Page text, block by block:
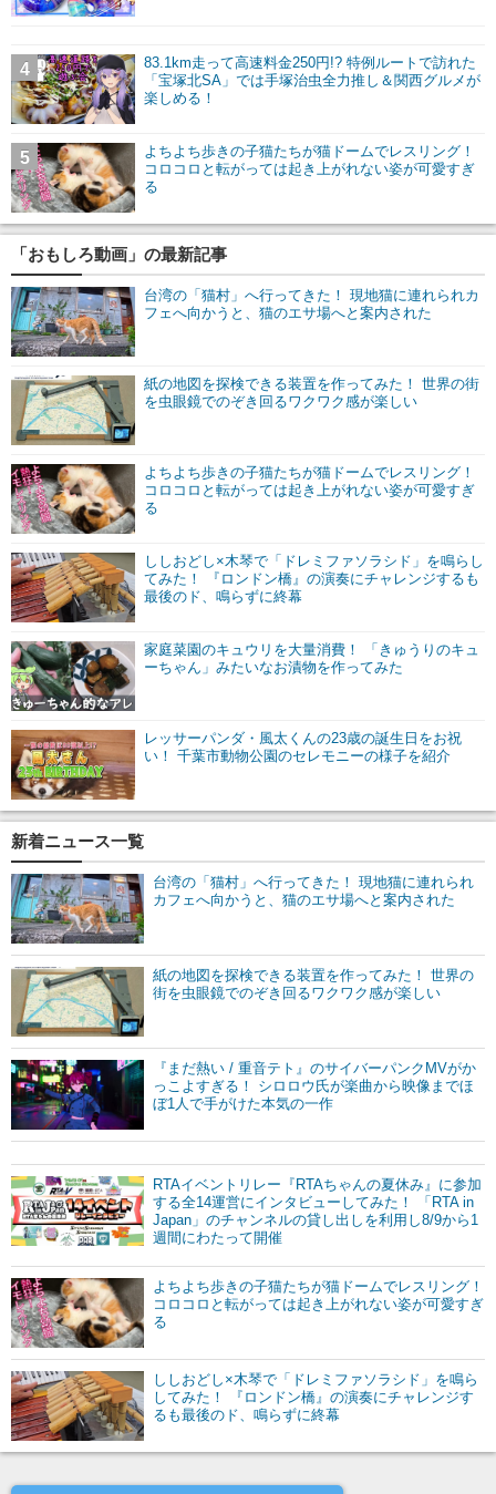
83.1km走って高速料金250円!? 特例ルートで訪れた
「宝塚北SA」では手塚治虫全力推し＆関西グルメが
楽しめる！
4
よちよち歩きの子猫たちが猫ドームでレスリング！
コロコロと転がっては起き上がれない姿が可愛すぎ
る
5
「おもしろ動画」の最新記事
台湾の「猫村」へ行ってきた！ 現地猫に連れられカ
フェへ向かうと、猫のエサ場へと案内された
紙の地図を探検できる装置を作ってみた！ 世界の街
を虫眼鏡でのぞき回るワクワク感が楽しい
よちよち歩きの子猫たちが猫ドームでレスリング！
コロコロと転がっては起き上がれない姿が可愛すぎ
る
ししおどし×木琴で「ドレミファソラシド」を鳴らし
てみた！ 『ロンドン橋』の演奏にチャレンジするも
最後のド、鳴らずに終幕
家庭菜園のキュウリを大量消費！ 「きゅうりのキュ
ーちゃん」みたいなお漬物を作ってみた
レッサーパンダ・風太くんの23歳の誕生日をお祝
い！ 千葉市動物公園のセレモニーの様子を紹介
新着ニュース一覧
台湾の「猫村」へ行ってきた！ 現地猫に連れられ
カフェへ向かうと、猫のエサ場へと案内された
紙の地図を探検できる装置を作ってみた！ 世界の
街を虫眼鏡でのぞき回るワクワク感が楽しい
『まだ熱い / 重音テト』のサイバーパンクMVがか
っこよすぎる！ シロロウ氏が楽曲から映像までほ
ぼ1人で手がけた本気の一作
RTAイベントリレー『RTAちゃんの夏休み』に参加
する全14運営にインタビューしてみた！ 「RTA in
Japan」のチャンネルの貸し出しを利用し8/9から1
週間にわたって開催
よちよち歩きの子猫たちが猫ドームでレスリング！
コロコロと転がっては起き上がれない姿が可愛すぎ
る
ししおどし×木琴で「ドレミファソラシド」を鳴ら
してみた！ 『ロンドン橋』の演奏にチャレンジす
るも最後のド、鳴らずに終幕